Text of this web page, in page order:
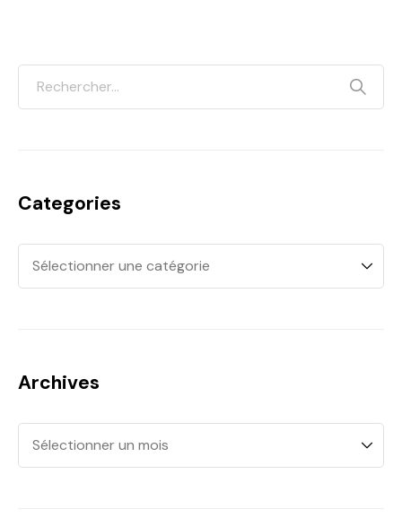
Categories
Archives